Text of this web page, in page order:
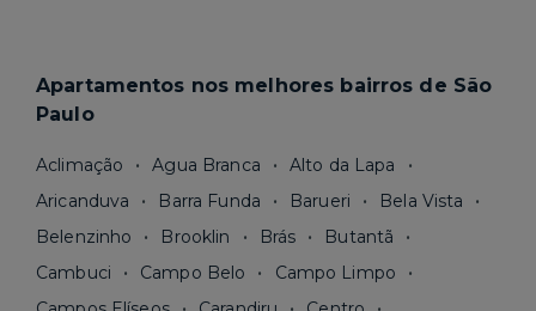
Apartamentos nos melhores bairros de São
Paulo
Aclimação Agua Branca
Alto da Lapa
Aricanduva
Barra Funda Barueri
Bela Vista
Belenzinho
Brooklin Brás
Butantã
Cambuci
Campo Belo
Campo Limpo